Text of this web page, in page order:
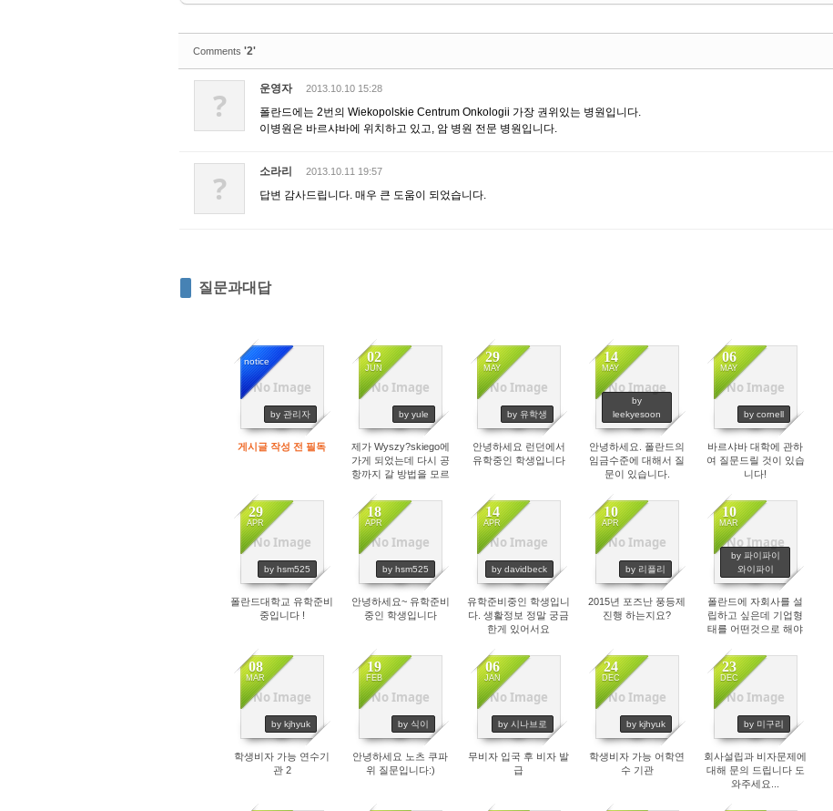
Comments '2'
? 운영자 2013.10.10 15:28
폴란드에는 2번의 Wiekopolskie Centrum Onkologii 가장 권위있는 병원입니다.
이병원은 바르샤바에 위치하고 있고, 암 병원 전문 병원입니다.
? 소라리 2013.10.11 19:57
답변 감사드립니다. 매우 큰 도움이 되었습니다.
질문과대답
No Image
notice
by 관리자
14224
게시글 작성 전 필독
No Image
02
JUN
by yule
2545
제가 Wyszy?skiego에
가게 되었는데 다시 공
항까지 갈 방법을 모르
No Image
29
MAY
by 유학생
2692
안녕하세요 런던에서
유학중인 학생입니다
No Image
14
MAY
by
leekyesoon
3765
안녕하세요. 폴란드의
임금수준에 대해서 질
문이 있습니다.
No Image
06
MAY
by cornell
5198
바르샤바 대학에 관하
여 질문드릴 것이 있습
니다!
No Image
29
APR
by hsm525
3553
폴란드대학교 유학준비
중입니다 !
No Image
18
APR
by hsm525
2774
안녕하세요~ 유학준비
중인 학생입니다
No Image
14
APR
by davidbeck
2179
유학준비중인 학생입니
다. 생활정보 정말 궁금
한게 있어서요
No Image
10
APR
by 리플리
2818
2015년 포즈난 풍등제
진행 하는지요?
No Image
10
MAR
by 파이파이
와이파이
2631
폴란드에 자회사를 설
립하고 싶은데 기업형
태를 어떤것으로 해야
도와주세요! 저도 곧 가
요!
No Image
08
MAR
by kjhyuk
2260
학생비자 가능 연수기
관 2
No Image
19
FEB
by 식이
3359
안녕하세요 노츠 쿠파
위 질문입니다:)
No Image
06
JAN
by 시나브로
3258
무비자 입국 후 비자 발
급
No Image
24
DEC
by kjhyuk
2938
학생비자 가능 어학연
수 기관
No Image
23
DEC
by 미구리
2877
회사설립과 비자문제에
대해 문의 드립니다 도
와주세요...